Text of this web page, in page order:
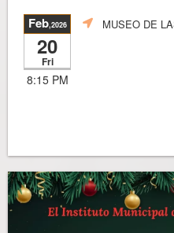
Feb,2026
20
Fri
8:15 PM
MUSEO DE